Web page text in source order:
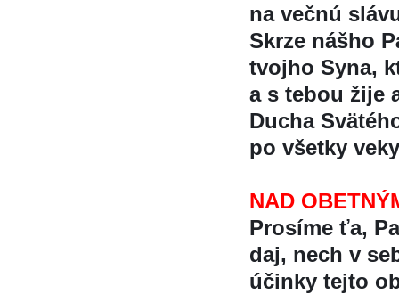
na večnú
Skrze nášho
tvojho Syna,
a s tebou žije
Ducha
po všetky
NAD
Prosíme ťa,
daj, nech v
účinky tejto